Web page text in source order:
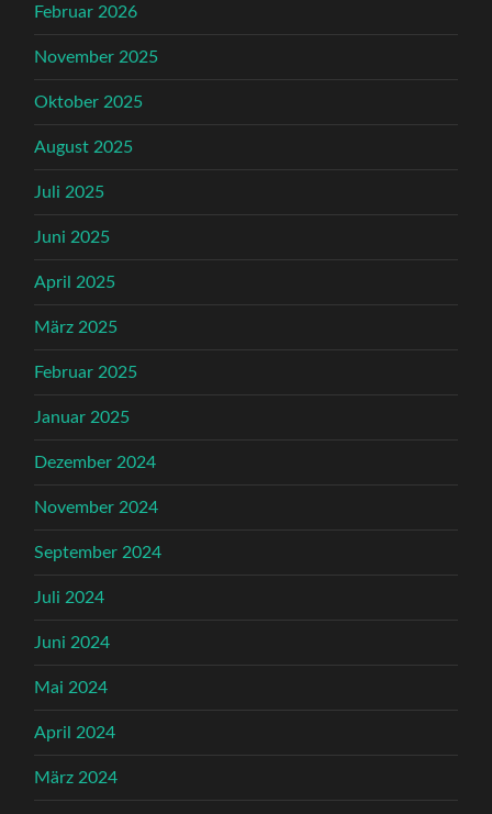
Februar 2026
November 2025
Oktober 2025
August 2025
Juli 2025
Juni 2025
April 2025
März 2025
Februar 2025
Januar 2025
Dezember 2024
November 2024
September 2024
Juli 2024
Juni 2024
Mai 2024
April 2024
März 2024